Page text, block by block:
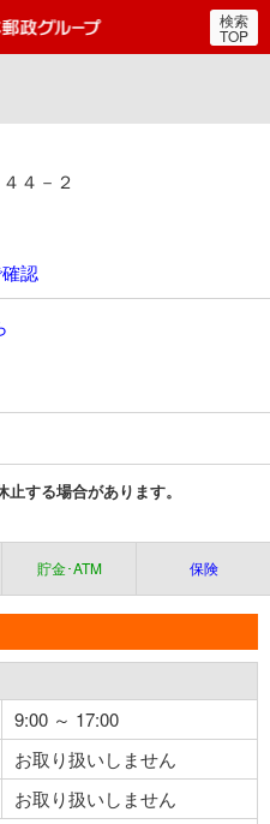
郵便局・日本郵政グルー
検索
TOP
４－２
認
する場合があります。
貯金･ATM 保険
9:00 ～ 17:00
お取り扱いしません
お取り扱いしません